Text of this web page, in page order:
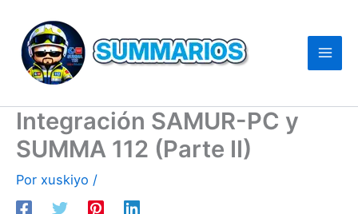
contenido
Integración SAMUR-PC y
SUMMA 112 (Parte II)
Por xuskiyo /